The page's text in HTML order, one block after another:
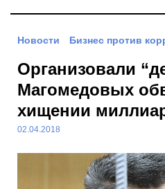
Новости Бизнес против
Организовали
Магомедовых
хищении
02.04.2018